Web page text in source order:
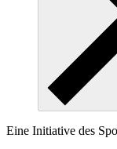
Eine Initiative des